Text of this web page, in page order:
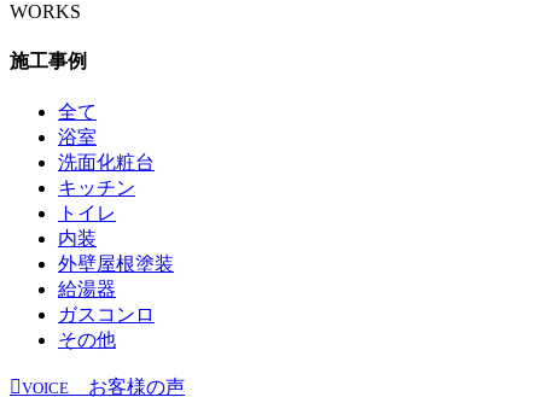
WORKS
施工事例
全て
浴室
洗面化粧台
キッチン
トイレ
内装
外壁屋根塗装
給湯器
ガスコンロ
その他
VOICE お客様の声